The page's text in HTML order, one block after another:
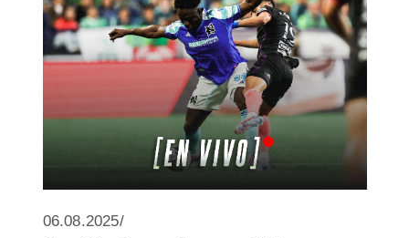
06.08.2025/